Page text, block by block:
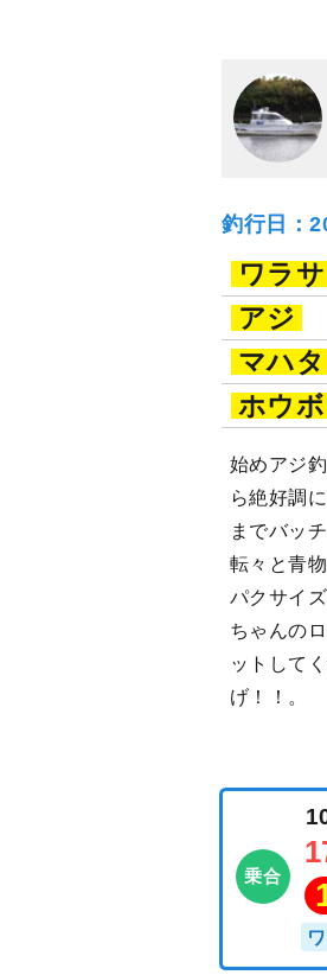
釣行日：
ワラサ
アジ
マハタ
ホウ
始めアジ
ら絶好調
までバッ
転々と青
パクサイ
ちゃんの
ットして
げ！！。